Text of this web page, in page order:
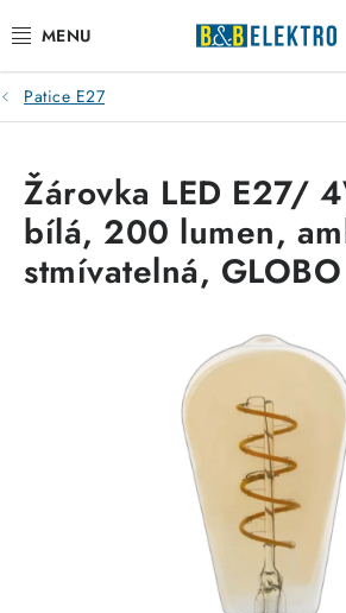
na
obsah
Reklamace / Vrácení zboží
Kontakty
VYTÁPĚNÍ
ELEKTROMATERIÁL
Patice E27
Žárovka LED E27/
bílá, 200 lumen,
stmívatelná,